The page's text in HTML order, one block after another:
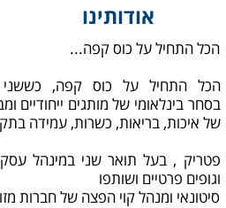
הכל התחיל על כוס קפה...
הכל התחיל על כוס קפה, כששני
בסחר בינלאומי של מותגים ייחודיים
של איכות, בריאות, כשרות, עמידה
פטריק , בעל תואר שני במינהל
וגופים פרטיים ושותפו
סיטונאי ומנהל קוי הפצה של חברות
אודותינו